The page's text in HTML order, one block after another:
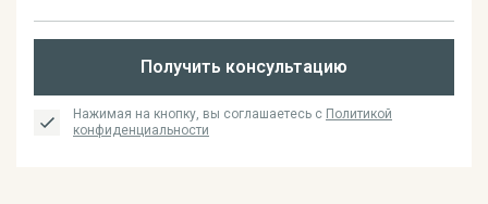
Получить консультацию
Нажимая на кнопку, вы соглашаетесь с Политикой
конфиденциальности